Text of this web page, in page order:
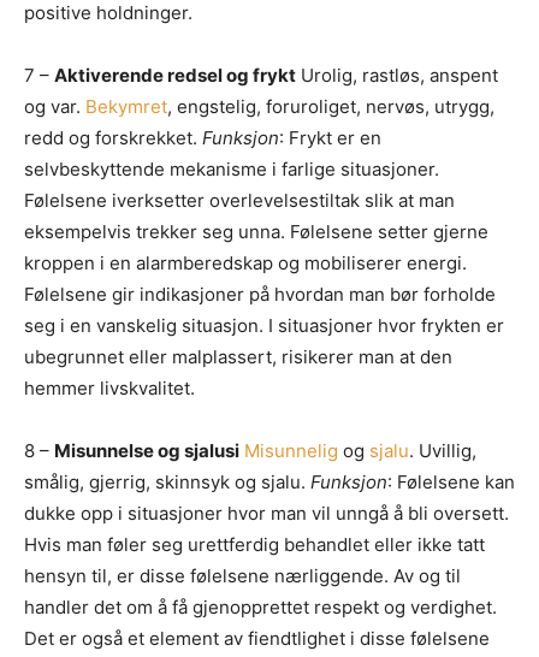
positive holdninger.
7 – Aktiverende redsel og frykt Urolig, rastløs, anspent
og var. Bekymret, engstelig, foruroliget, nervøs, utrygg,
redd og forskrekket. Funksjon: Frykt er en
selvbeskyttende mekanisme i farlige situasjoner.
Følelsene iverksetter overlevelsestiltak slik at man
eksempelvis trekker seg unna. Følelsene setter gjerne
kroppen i en alarmberedskap og mobiliserer energi.
Følelsene gir indikasjoner på hvordan man bør forholde
seg i en vanskelig situasjon. I situasjoner hvor frykten er
ubegrunnet eller malplassert, risikerer man at den
hemmer livskvalitet.
8 – Misunnelse og sjalusi Misunnelig og sjalu. Uvillig,
smålig, gjerrig, skinnsyk og sjalu. Funksjon: Følelsene kan
dukke opp i situasjoner hvor man vil unngå å bli oversett.
Hvis man føler seg urettferdig behandlet eller ikke tatt
hensyn til, er disse følelsene nærliggende. Av og til
handler det om å få gjenopprettet respekt og verdighet.
Det er også et element av fiendtlighet i disse følelsene